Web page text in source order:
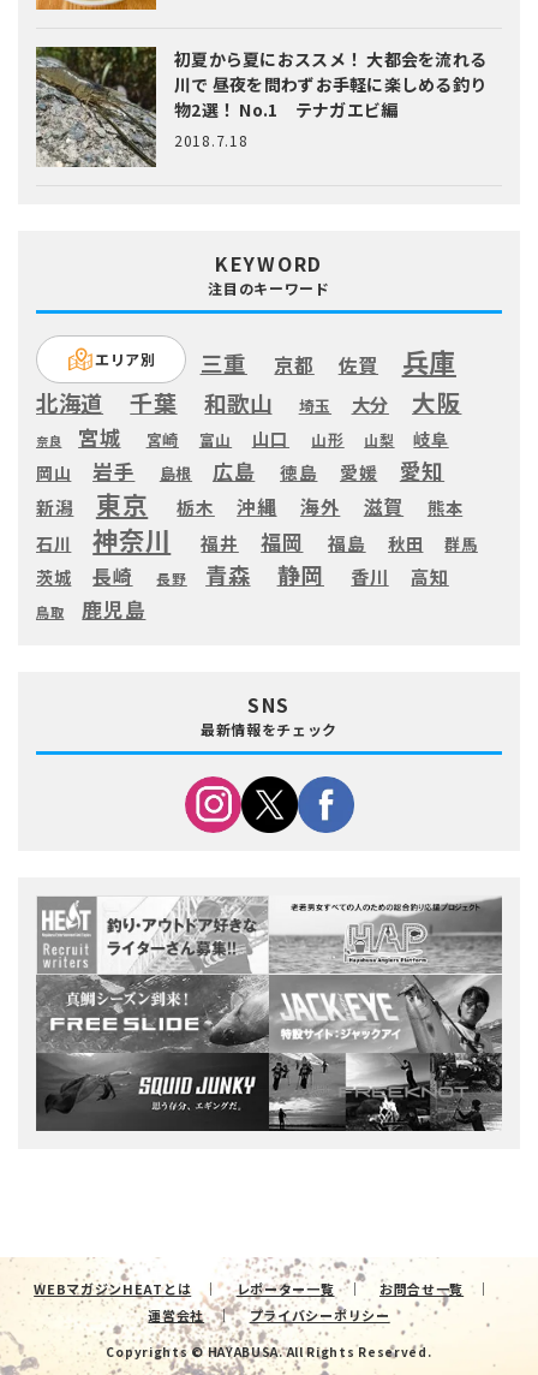
初夏から夏におススメ！ 大都会を流れる
川で 昼夜を問わずお手軽に楽しめる釣り
物2選！ No.1 テナガエビ編
2018.7.18
KEYWORD
注目のキーワード
エリア別 三重 京都 佐賀 兵庫
北海道 千葉 和歌山 埼玉 大分 大阪
奈良 宮城 宮崎 富山 山口 山形 山梨
岐阜
岡山
岩手 島根 広島 徳島 愛媛 愛知
新潟 東京 栃木 沖縄 海外 滋賀
熊本
石川
神奈川 福井 福岡 福島 秋田 群馬
茨城 長崎 長野 青森 静岡 香川 高知
鳥取 鹿児島
SNS
最新情報をチェック
WEBマガジンHEATとは レポーター一覧
お問合せ一覧
運営会社
プライバシーポリシー
Copyrights © HAYABUSA. All Rights Reserved.